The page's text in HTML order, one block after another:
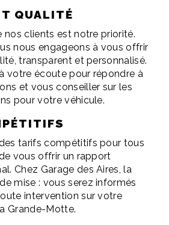
QUALITÉ
nos clients est notre priorité.
nous engageons à vous offrir
transparent et personnalisé.
votre écoute pour répondre à
et vous conseiller sur les
pour votre véhicule.
tarifs compétitifs pour tous
vous offrir un rapport
Chez Garage des Aires, la
mise : vous serez informés
intervention sur votre
Grande-Motte.